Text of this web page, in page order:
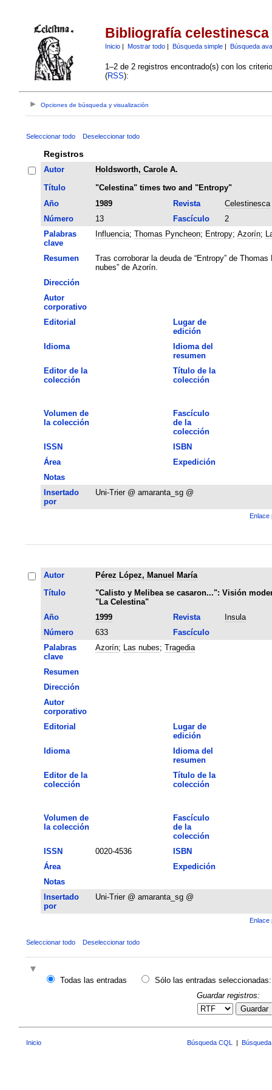
Bibliografía celestinesca
Inicio| Mostrar todo| Búsqueda simple| Búsqueda
1–2 de 2 registros encontrado(s) con los
(RSS):
Opciones de búsqueda y visualización
Seleccionar todo Deseleccionar todo
Registros
Autor
Holdsworth, Carole A.
Título
"Celestina" times two and "Entropy"
Año
1989 Revista
Celestinesca
Número
13 Fascículo
2
Palabras
clave
Influencia; Thomas Pyncheon; Entropy; Azorín;
Resumen
Tras corroborar la deuda de “Entropy” de
nubes” de Azorín.
Dirección
Autor
corporativo
Editorial
Lugar de
edición
Idioma
Idioma del
resumen
Editor de la
colección
Título de la
colección
Volumen de
la colección
Fascículo
de la
colección
ISSN
ISBN
Área
Expedición
Notas
Insertado
por
Uni-Trier @ amaranta_sg @
Enlace
Autor
Pérez López, Manuel María
Título
"Calisto y Melibea se casaron...": Visión
"La Celestina"
Año
1999 Revista
Insula
Número
633
Fascículo
Palabras
clave
Azorín; Las nubes; Tragedia
Resumen
Dirección
Autor
corporativo
Editorial
Lugar de
edición
Idioma
Idioma del
resumen
Editor de la
colección
Título de la
colección
Volumen de
la colección
Fascículo
de la
colección
ISSN
0020-4536
ISBN
Área
Expedición
Notas
Insertado
por
Uni-Trier @ amaranta_sg @
Enlace
Seleccionar todo Deseleccionar todo
Todas las entradas
Sólo las entradas seleccionadas:
Guardar registros:
Guardar
Inicio Búsqueda CQL